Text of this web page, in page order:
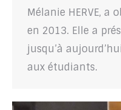
Mélanie HERVE, a
en 2013. Elle a
jusqu’à
aux étudiants.